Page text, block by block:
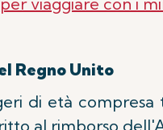
Regno Unito
di età
al rimborso